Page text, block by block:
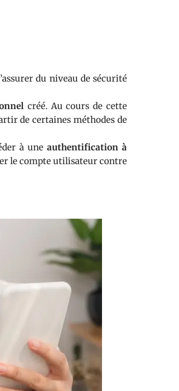
du niveau de sécurité
créé. Au cours de cette
de certaines méthodes de
à une authentification à
le compte utilisateur contre